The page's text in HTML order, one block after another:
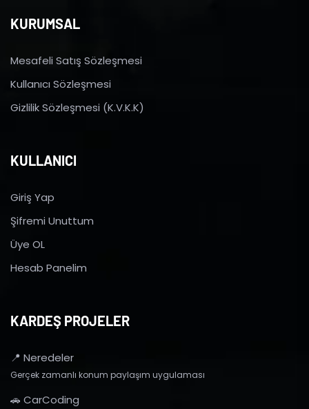
KURUMSAL
Mesafeli Satış Sözleşmesi
Kullanıcı Sözleşmesi
Gizlilik Sözleşmesi (K.V.K.K)
KULLANICI
Giriş Yap
Şifremi Unuttum
Üye OL
Hesab Panelim
KARDEŞ PROJELER
📍 Neredeler
Gerçek zamanlı konum paylaşım uygulaması
🚗 CarCoding